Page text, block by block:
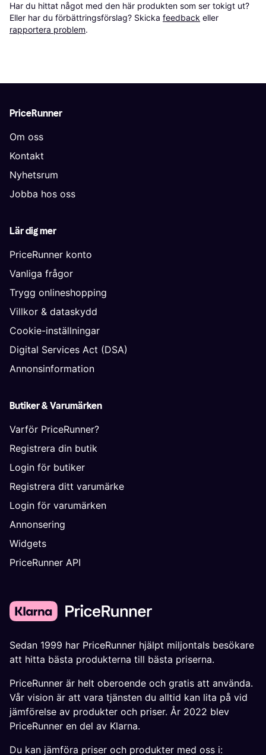
Har du hittat något med den här produkten som ser tokigt ut?
Eller har du förbättringsförslag? Skicka feedback eller
rapportera problem.
PriceRunner
Om oss
Kontakt
Nyhetsrum
Jobba hos oss
Lär dig mer
PriceRunner konto
Vanliga frågor
Trygg onlineshopping
Villkor & dataskydd
Cookie-inställningar
Digital Services Act (DSA)
Annonsinformation
Butiker & Varumärken
Varför PriceRunner?
Registrera din butik
Login för butiker
Registrera ditt varumärke
Login för varumärken
Annonsering
Widgets
PriceRunner API
Sedan 1999 har PriceRunner hjälpt miljontals besökare
att hitta bästa produkterna till bästa priserna.
PriceRunner är helt oberoende och gratis att använda.
Vår vision är att vara tjänsten du alltid kan lita på vid
jämförelse av produkter och priser. År 2022 blev
PriceRunner en del av Klarna.
Du kan jämföra priser och produkter med oss i: